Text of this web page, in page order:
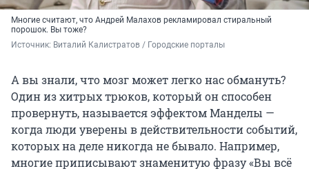
Многие считают, что Андрей Малахов рекламировал стиральный
порошок. Вы тоже?
Источник: Виталий Калистратов / Городские порталы
А вы знали, что мозг может легко нас обмануть?
Один из хитрых трюков, который он способен
провернуть, называется эффектом Манделы —
когда люди уверены в действительности событий,
которых на деле никогда не бывало. Например,
многие приписывают знаменитую фразу «Вы всё